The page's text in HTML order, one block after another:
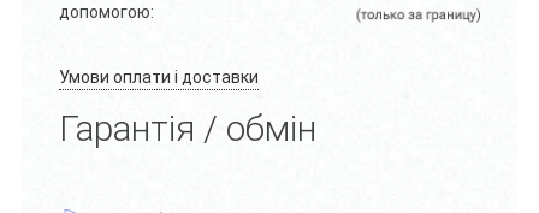
допомогою:
Умови оплати і доставки
Гарантія / обмін